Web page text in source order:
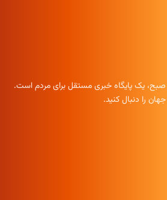
یک پایگاه خبری مستقل برای مردم است.
را دنبال کنید.